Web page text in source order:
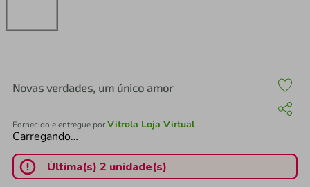
Novas verdades, um único amor
Fornecido e entregue porVitrola Loja Virtual
Carregando…
Última(s) 2 unidade(s)